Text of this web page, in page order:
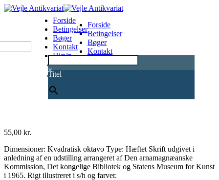
×
Titel
Forside
Betingelser
Bøger
Kontakt
Hjælp
0
Forside
Betingelser
Bøger
Kontakt
55,00 kr.
Dimensioner: Kvadratisk oktavo Type: Hæftet Skrift udgivet i
anledning af en udstilling arrangeret af Den arnamagnæanske
Kommission, Det kongelige Bibliotek og Statens Museum for Kunst
i 1965. Rigt illustreret i s/h og farver.